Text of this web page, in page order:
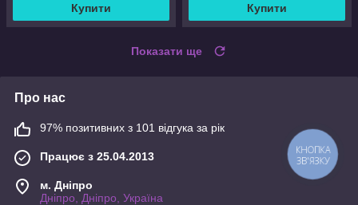
Купити Купити
Показати ще
Про нас
97% позитивних з 101 відгука за рік
Працює з 25.04.2013
м. Дніпро
Дніпро, Дніпро, Україна
КНОПКА
ЗВ'ЯЗКУ